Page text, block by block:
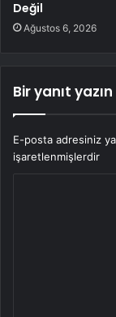
Değil
Ağustos 6, 2026
Bir yanıt yazın
E-posta adresiniz
işaretlenmişlerdir